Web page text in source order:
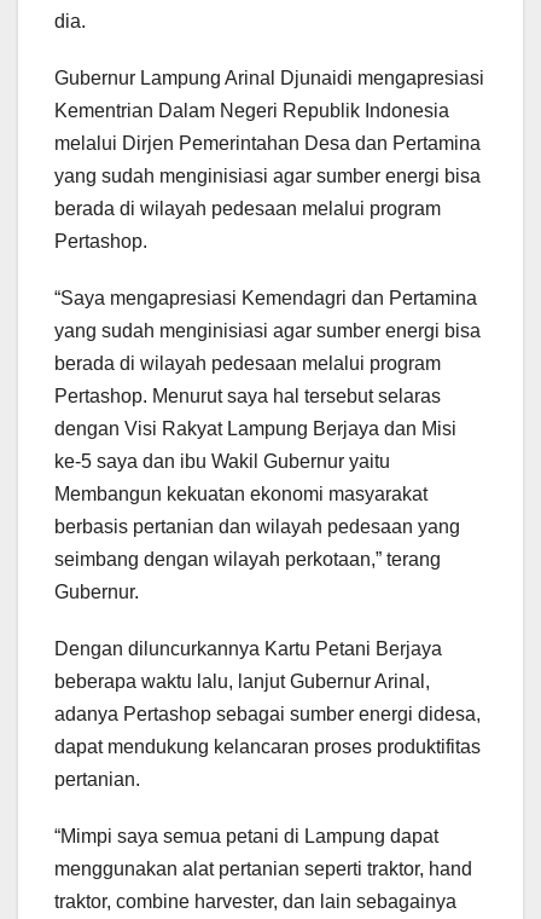
dia.
Gubernur Lampung Arinal Djunaidi mengapresiasi
Kementrian Dalam Negeri Republik Indonesia
melalui Dirjen Pemerintahan Desa dan Pertamina
yang sudah menginisiasi agar sumber energi bisa
berada di wilayah pedesaan melalui program
Pertashop.
“Saya mengapresiasi Kemendagri dan Pertamina
yang sudah menginisiasi agar sumber energi bisa
berada di wilayah pedesaan melalui program
Pertashop. Menurut saya hal tersebut selaras
dengan Visi Rakyat Lampung Berjaya dan Misi
ke-5 saya dan ibu Wakil Gubernur yaitu
Membangun kekuatan ekonomi masyarakat
berbasis pertanian dan wilayah pedesaan yang
seimbang dengan wilayah perkotaan,” terang
Gubernur.
Dengan diluncurkannya Kartu Petani Berjaya
beberapa waktu lalu, lanjut Gubernur Arinal,
adanya Pertashop sebagai sumber energi didesa,
dapat mendukung kelancaran proses produktifitas
pertanian.
“Mimpi saya semua petani di Lampung dapat
menggunakan alat pertanian seperti traktor, hand
traktor, combine harvester, dan lain sebagainya